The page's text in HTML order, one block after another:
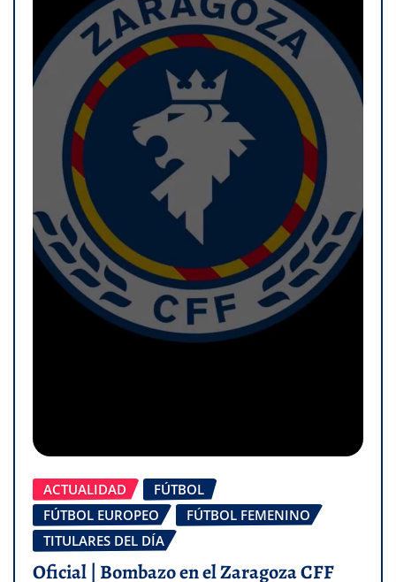
ACTUALIDAD
FÚTBOL
FÚTBOL EUROPEO
FÚTBOL FEMENINO
TITULARES DEL DÍA
Oficial | Bombazo en el Zaragoza CFF